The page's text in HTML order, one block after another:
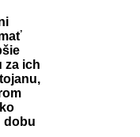
za ich
dobu